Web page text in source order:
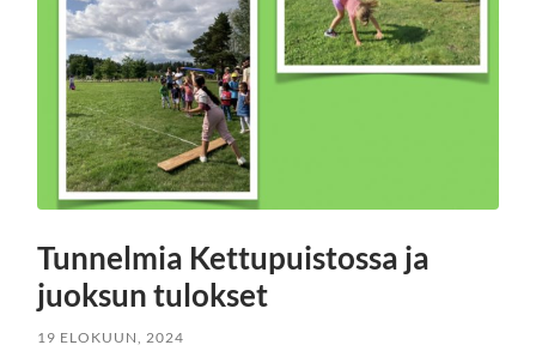
Tunnelmia Kettupuistossa ja
juoksun tulokset
19 ELOKUUN, 2024